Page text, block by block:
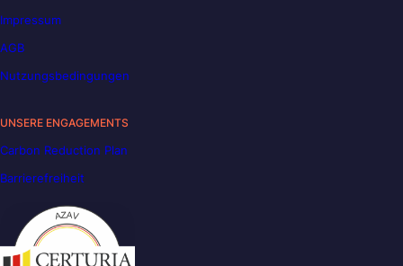
Impressum
AGB
Nutzungsbedingungen
UNSERE ENGAGEMENTS
Carbon Reduction Plan
Barrierefreiheit